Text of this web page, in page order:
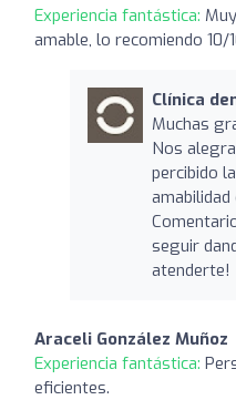
Experiencia fantástica:
amable, lo recomiendo 10/
Clínica
Muchas
Nos
percibido
seguir
atenderte!
Araceli González Muñoz
Experiencia fantástica:
eficientes.